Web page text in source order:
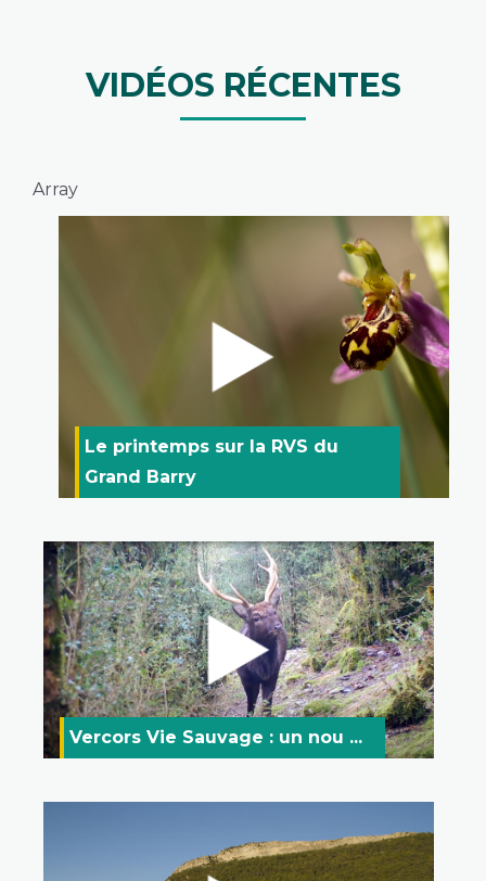
VIDÉOS RÉCENTES
Array
Le printemps sur la RVS du
Grand Barry
Vercors Vie Sauvage : un nou ...